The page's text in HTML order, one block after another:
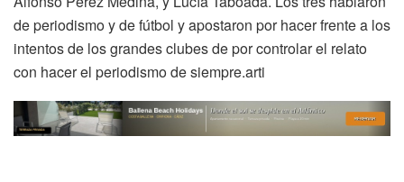
de periodismo y de fútbol y apostaron por hacer frente a los
intentos de los grandes clubes de por controlar el relato
con hacer el periodismo de siempre.arti